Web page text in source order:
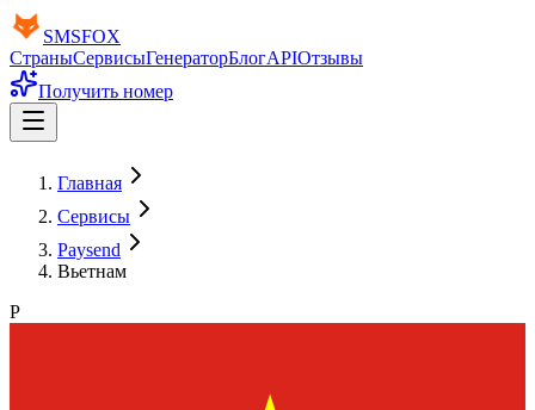
SMSFOX
СтраныСервисыГенераторБлогAPIОтзывы
Получить номер
Главная
Сервисы
Paysend
Вьетнам
P